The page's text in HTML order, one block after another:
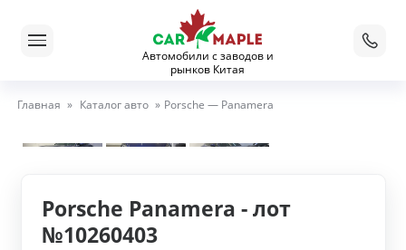
Автомобили с заводов и
рынков Китая
Главная » Каталог авто » Porsche — Panamera
Porsche Panamera - лот
№10260403